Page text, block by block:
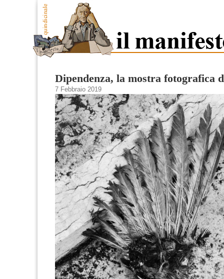
Dipendenza, la mostra fotografica
7 Febbraio 2019